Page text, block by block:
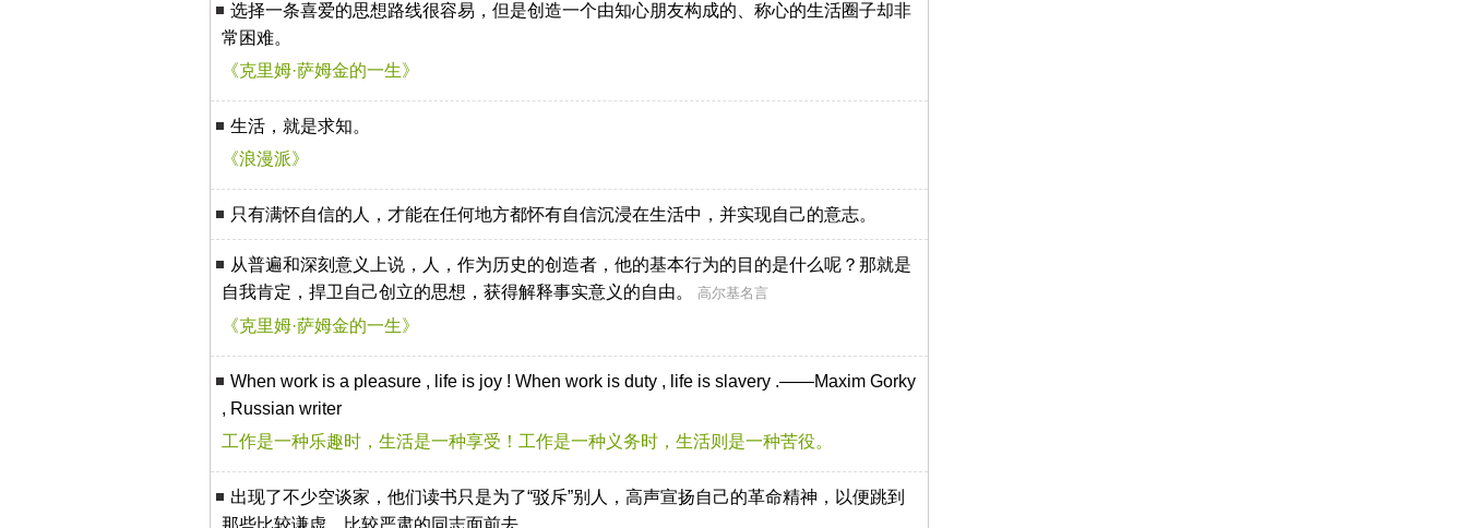
选择一条喜爱的思想路线很容易，但是创造一个由知心朋友构成的、称心的生活圈子却非
常困难。
《克里姆·萨姆金的一生》
生活，就是求知。
《浪漫派》
只有满怀自信的人，才能在任何地方都怀有自信沉浸在生活中，并实现自己的意志。
从普遍和深刻意义上说，人，作为历史的创造者，他的基本行为的目的是什么呢？那就是
自我肯定，捍卫自己创立的思想，获得解释事实意义的自由。 高尔基名言
《克里姆·萨姆金的一生》
When work is a pleasure , life is joy ! When work is duty , life is slavery .——Maxim Gorky
, Russian writer
工作是一种乐趣时，生活是一种享受！工作是一种义务时，生活则是一种苦役。
出现了不少空谈家，他们读书只是为了“驳斥”别人，高声宣扬自己的革命精神，以便跳到
那些比较谦虚，比较严肃的同志面前去。